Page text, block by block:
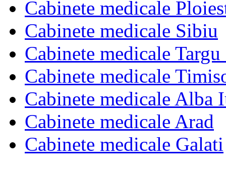
Cabinete medicale
Cabinete medicale Sibiu
Cabinete medicale
Cabinete medicale
Cabinete medicale Alba
Cabinete medicale Arad
Cabinete medicale Galati